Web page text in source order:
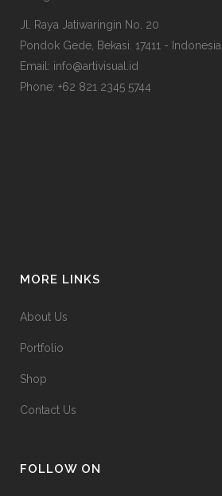
Jl. Raya Jatiwaringin No. 20
Pondok Gede, Bekasi. 17411 - Indonesia
Email: info@artivisual.id
Phone: +62 821 2345 5744
MORE LINKS
About Us
Portfolio
Shop
Contact Us
FOLLOW ON